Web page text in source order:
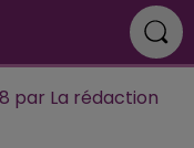
par La rédaction